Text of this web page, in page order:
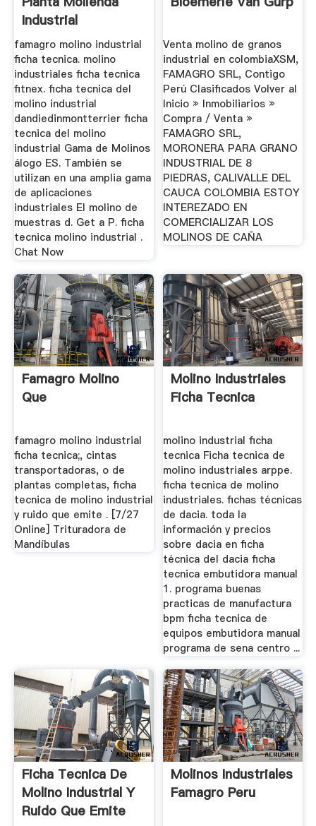
Industrial
famagro molino industrial
ficha tecnica. molino
industriales ficha tecnica
fitnex. ficha tecnica del
molino industrial
dandiedinmontterrier ficha
tecnica del molino
industrial Gama de Molinos
álogo ES. También se
utilizan en una amplia gama
de aplicaciones
industriales El molino de
muestras d. Get a P. ficha
tecnica molino industrial .
Chat Now
Venta molino de granos
industrial en colombiaXSM,
FAMAGRO SRL, Contigo
Perú Clasificados Volver al
Inicio » Inmobiliarios »
Compra / Venta »
FAMAGRO SRL,
MORONERA PARA GRANO
INDUSTRIAL DE 8
PIEDRAS, CALIVALLE DEL
CAUCA COLOMBIA ESTOY
INTEREZADO EN
COMERCIALIZAR LOS
MOLINOS DE CAÑA
Famagro Molino
Que
famagro molino industrial
ficha tecnica;, cintas
transportadoras, o de
plantas completas, ficha
tecnica de molino industrial
y ruido que emite . [7/27
Online] Trituradora de
Mandíbulas
Molino Industriales
Ficha Tecnica
molino industrial ficha
tecnica Ficha tecnica de
molino industriales arppe.
ficha tecnica de molino
industriales. fichas técnicas
de dacia. toda la
información y precios
sobre dacia en ficha
técnica del dacia ficha
tecnica embutidora manual
1. programa buenas
practicas de manufactura
bpm ficha tecnica de
equipos embutidora manual
programa de sena centro ...
Ficha Tecnica De
Molino Industrial Y
Ruido Que Emite
Molinos Industriales
Famagro Peru